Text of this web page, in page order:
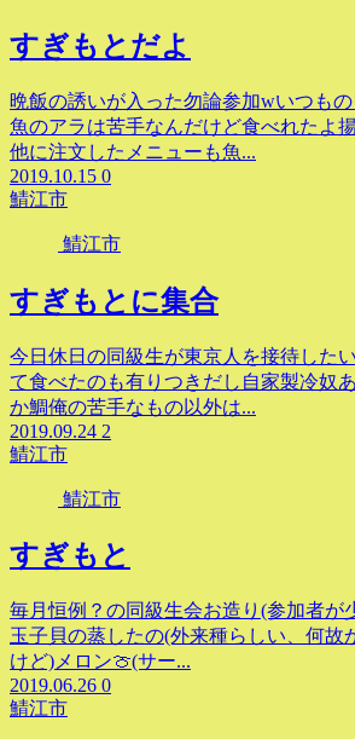
すぎもとだよ
晩飯の誘いが入った勿論参加wいつも
魚のアラは苦手なんだけど食べれたよ
他に注文したメニューも魚...
2019.10.15 0
鯖江市
鯖江市
すぎもとに集合
今日休日の同級生が東京人を接待した
て食べたのも有りつきだし自家製冷奴
か鯛俺の苦手なもの以外は...
2019.09.24 2
鯖江市
鯖江市
すぎもと
毎月恒例？の同級生会お造り(参加者が
玉子貝の蒸したの(外来種らしい、何
けど)メロン🍈(サー...
2019.06.26 0
鯖江市